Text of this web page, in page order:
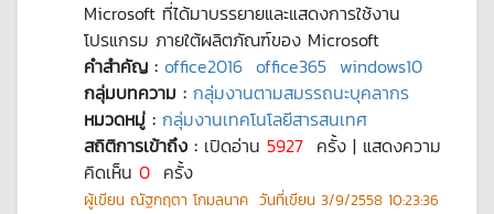
Microsoft ที่ได้มาบรรยายและแสดงการใช้งาน
โปรแกรม ภายใต้ผลิตภัณฑ์ของ Microsoft
คำสำคัญ : office2016 office365 windows10
กลุ่มบทความ : กลุ่มงานตามสมรรถนะบุคลากร
หมวดหมู่ : กลุ่มงานเทคโนโลยีสารสนเทศ
สถิติการเข้าถึง : เปิดอ่าน 5927 ครั้ง | แสดงความ
คิดเห็น 0 ครั้ง
ผู้เขียน ณัฐกฤตา โกมลนาค วันที่เขียน 3/9/2558 10:23:36